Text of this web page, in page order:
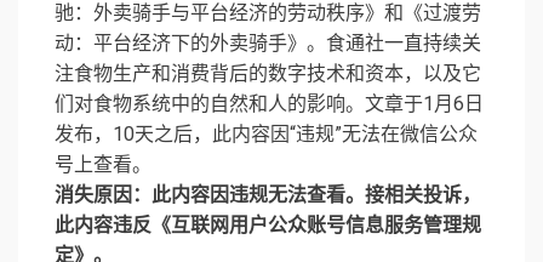
驰：外卖骑手与平台经济的劳动秩序》和《过渡劳
动：平台经济下的外卖骑手》。食通社一直持续关
注食物生产和消费背后的数字技术和资本，以及它
们对食物系统中的自然和人的影响。文章于1月6日
发布，10天之后，此内容因“违规”无法在微信公众
号上查看。
消失原因： 此内容因违规无法查看。接相关投诉，
此内容违反《互联网用户公众账号信息服务管理规
定》。